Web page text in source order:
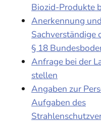
Biozid-Produkte
Anerkennung
Sachverständige
§ 18
Anfrage bei der
stellen
Angaben zur
Aufgaben des